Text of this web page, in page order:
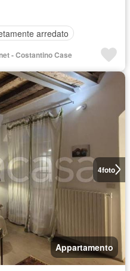
arredato
- Costantino Case
4foto
Appartamento